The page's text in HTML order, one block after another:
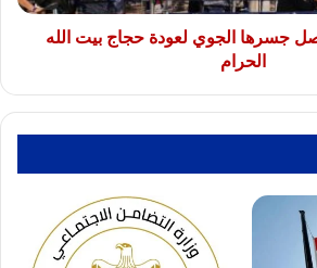
جسرها الجوي لعودة حجاج بيت الله
الحرام